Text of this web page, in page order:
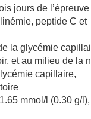
jours de l’épreuve
peptide C et
la glycémie
et au milieu de la
capillaire,
mmol/l (0.30 g/l),